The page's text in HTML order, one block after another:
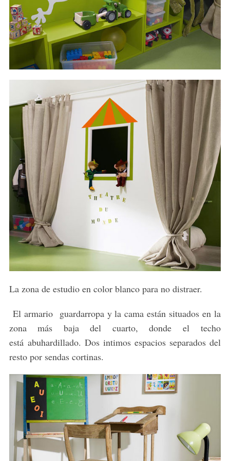
La zona de estudio en color blanco para no distraer.
El armario guardarropa y la cama están situados en la
zona más baja del cuarto, donde el techo
está abuhardillado. Dos intimos espacios separados del
resto por sendas cortinas.